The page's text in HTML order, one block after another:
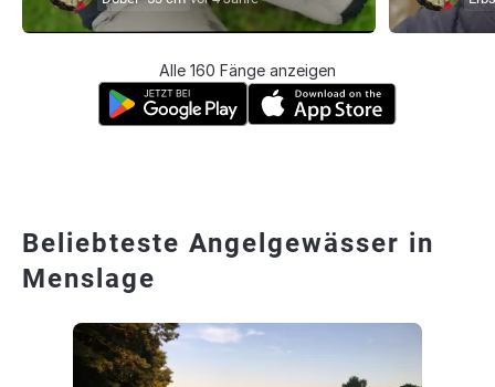
Alle 160 Fänge anzeigen
Beliebteste Angelgewässer in
Menslage